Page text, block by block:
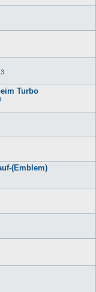
Turbo
(Emblem)